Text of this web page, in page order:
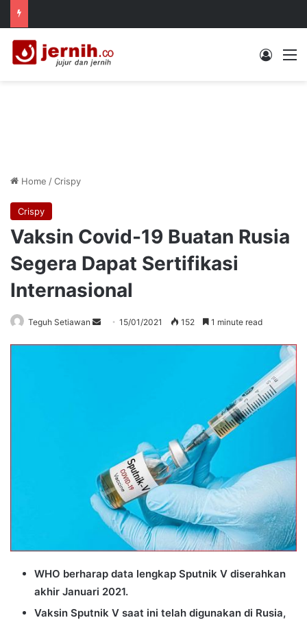
Log In
Home /Crispy
Crispy
Vaksin Covid-19 Buatan Rusia
Segera Dapat Sertifikasi
Internasional
Teguh Setiawan
Send15/01/2021 152 1 minute read
WHO berharap data lengkap Sputnik V diserahkan
akhir Januari 2021.
Vaksin Sputnik V saat ini telah digunakan di Rusia,